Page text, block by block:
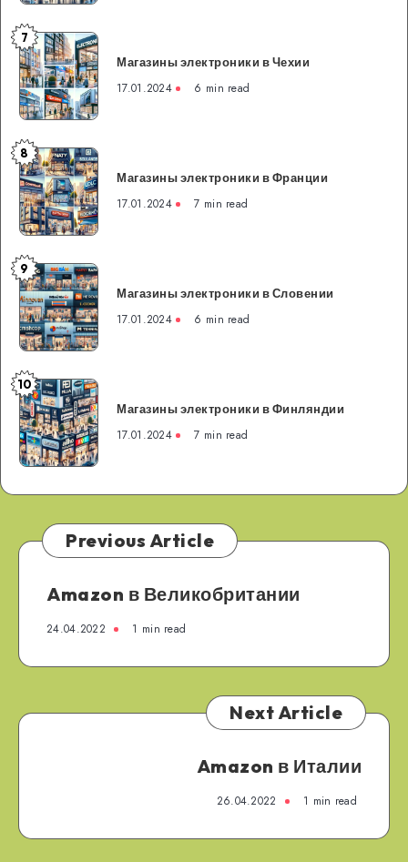
Магазины
электроники
в
Чехии
7
Магазины электроники в Чехии
17.01.2024 6 min read
Магазины
электроники
в
Франции
8
Магазины электроники в Франции
17.01.2024 7 min read
Магазины
электроники
в
Словении
9
Магазины электроники в Словении
17.01.2024 6 min read
Магазины
электроники
в
Финляндии
10
Магазины электроники в Финляндии
17.01.2024 7 min read
Previous Article
Amazon в Великобритании
24.04.2022 1 min read
Next Article
Amazon в Италии
26.04.2022 1 min read